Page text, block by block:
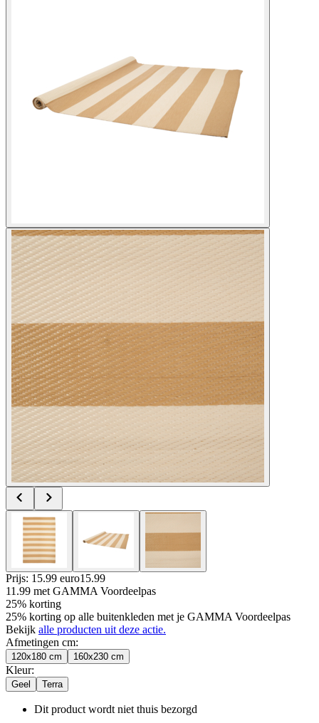
Prijs: 15.99 euro15.99
11.99 met GAMMA Voordeelpas
25% korting
25% korting op alle buitenkleden met je GAMMA Voordeelpas
Bekijk alle producten uit deze actie.
Afmetingen cm:
120x180 cm 160x230 cm
Kleur:
Geel Terra
Dit product wordt niet thuis bezorgd